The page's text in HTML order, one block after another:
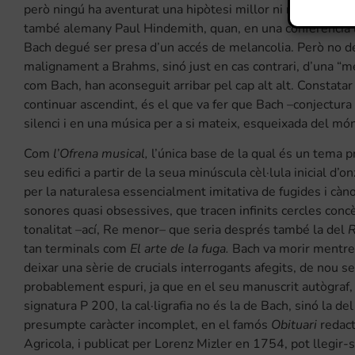
però ningú ha aventurat una hipòtesi millor ni més
també alemany Paul Hindemith, quan, en una
Bach degué ser presa d’un accés de melancolia. Però no
malignament a Brahms, sinó just en cas contrari, d’una
com Bach, han aconseguit arribar pel cap alt alt.
continuar ascendint, és el que va fer que Bach –conjectura
silenci i en una música per a si mateix, esqueixada del
Com l’Ofrena musical, l’única base de la qual és un tema
seu edifici a partir de la seua minúscula cèl·lula inicial
per la naturalesa essencialment imitativa de fugides i
sonores quasi obsessives, que tracen infinits cercles
tonalitat –ací, Re menor– que seria després també la del
tan terminals com El arte de la fuga. Bach va morir
deixar una sèrie de crucials interrogants afegits, de nou
probablement espuri, ja que en el seu manuscrit
signatura P 200, la cal·ligrafia no és la de Bach, sinó la
presumpte caràcter incomplet, en el famós Obituari
Agricola, i publicat per Lorenz Mizler en 1754, pot llegir-